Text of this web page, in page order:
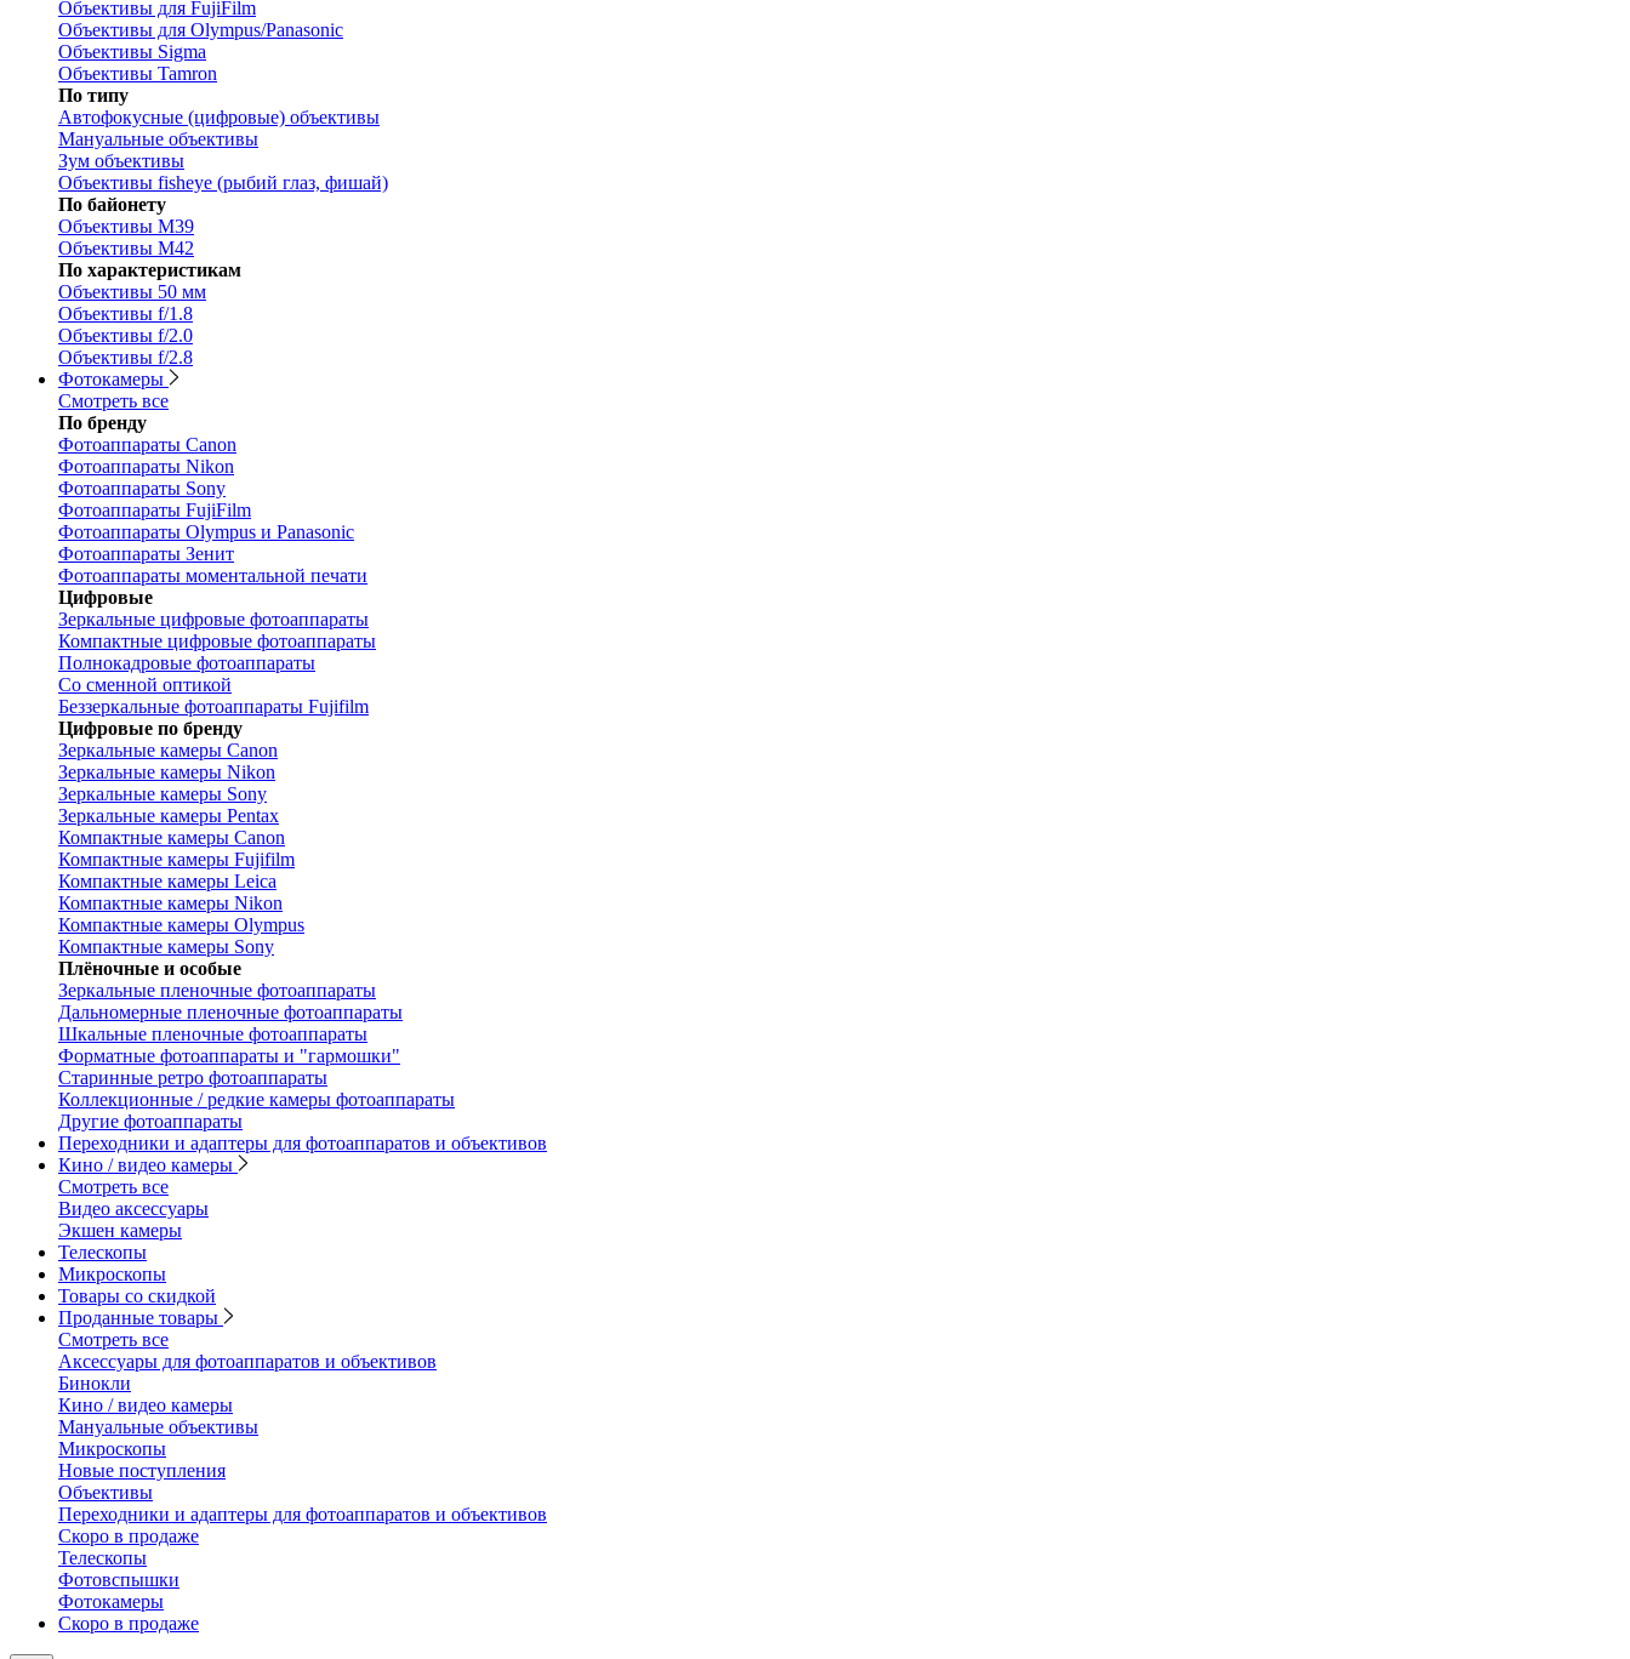
Объективы для FujiFilm
Объективы для Olympus/Panasonic
Объективы Sigma
Объективы Tamron
По типу
Автофокусные (цифровые) объективы
Мануальные объективы
Зум объективы
Объективы fisheye (рыбий глаз, фишай)
По байонету
Объективы M39
Объективы M42
По характеристикам
Объективы 50 мм
Объективы f/1.8
Объективы f/2.0
Объективы f/2.8
Фотокамеры
Смотреть все
По бренду
Фотоаппараты Canon
Фотоаппараты Nikon
Фотоаппараты Sony
Фотоаппараты FujiFilm
Фотоаппараты Olympus и Panasonic
Фотоаппараты Зенит
Фотоаппараты моментальной печати
Цифровые
Зеркальные цифровые фотоаппараты
Компактные цифровые фотоаппараты
Полнокадровые фотоаппараты
Со сменной оптикой
Беззеркальные фотоаппараты Fujifilm
Цифровые по бренду
Зеркальные камеры Canon
Зеркальные камеры Nikon
Зеркальные камеры Sony
Зеркальные камеры Pentax
Компактные камеры Canon
Компактные камеры Fujifilm
Компактные камеры Leica
Компактные камеры Nikon
Компактные камеры Olympus
Компактные камеры Sony
Плёночные и особые
Зеркальные пленочные фотоаппараты
Дальномерные пленочные фотоаппараты
Шкальные пленочные фотоаппараты
Форматные фотоаппараты и "гармошки"
Старинные ретро фотоаппараты
Коллекционные / редкие камеры фотоаппараты
Другие фотоаппараты
Переходники и адаптеры для фотоаппаратов и объективов
Кино / видео камеры
Смотреть все
Видео аксессуары
Экшен камеры
Телескопы
Микроскопы
Товары со скидкой
Проданные товары
Смотреть все
Аксессуары для фотоаппаратов и объективов
Бинокли
Кино / видео камеры
Мануальные объективы
Микроскопы
Новые поступления
Объективы
Переходники и адаптеры для фотоаппаратов и объективов
Скоро в продаже
Телескопы
Фотовспышки
Фотокамеры
Скоро в продаже